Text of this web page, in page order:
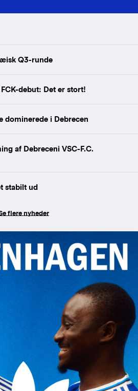
Q3-runde
debut: Det er stort!
dominerede i Debrecen
af Debreceni VSC-F.C.
stabilt ud
flere nyheder